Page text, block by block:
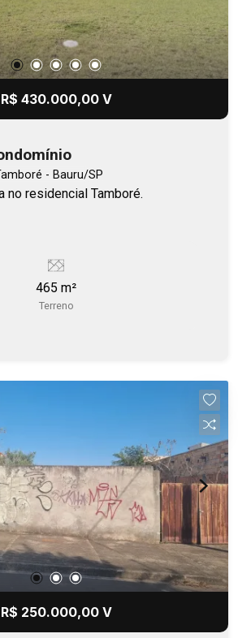
R$ 430.000,00 V
- Bauru/SP
no residencial Tamboré.
465 m²
Terreno
R$ 250.000,00 V